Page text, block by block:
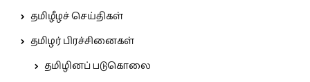
தமிழீழச் செய்திகள்
தமிழர் பிரச்சினைகள்
தமிழினப் படுகொலை